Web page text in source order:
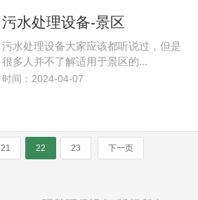
污水处理设备-景区
污水处理设备大家应该都听说过，但是
很多人并不了解适用于景区的...
时间：2024-04-07
21 22 23 下一页